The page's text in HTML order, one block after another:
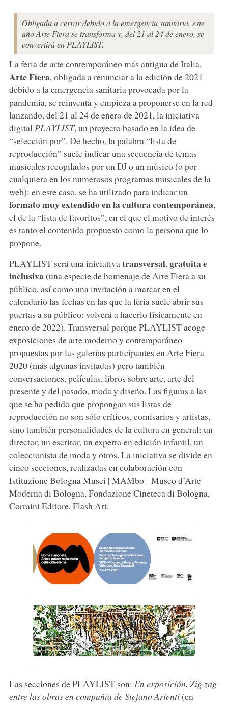
Obligada a cerrar debido a la emergencia sanitaria, este
año Arte Fiera se transforma y, del 21 al 24 de enero, se
convertirá en PLAYLIST.
La feria de arte contemporáneo más antigua de Italia,
Arte Fiera, obligada a renunciar a la edición de 2021
debido a la emergencia sanitaria provocada por la
pandemia, se reinventa y empieza a proponerse en la red
lanzando, del 21 al 24 de enero de 2021, la iniciativa
digital PLAYLIST, un proyecto basado en la idea de
“selección por”. De hecho, la palabra “lista de
reproducción” suele indicar una secuencia de temas
musicales recopilados por un DJ o un músico (o por
cualquiera en los numerosos programas musicales de la
web): en este caso, se ha utilizado para indicar un
formato muy extendido en la cultura contemporánea,
el de la “lista de favoritos”, en el que el motivo de interés
es tanto el contenido propuesto como la persona que lo
propone.
PLAYLIST será una iniciativa transversal, gratuita e
inclusiva(una especie de homenaje de Arte Fiera a su
público, así como una invitación a marcar en el
calendario las fechas en las que la feria suele abrir sus
puertas a su público: volverá a hacerlo físicamente en
enero de 2022). Transversal porque PLAYLIST acoge
exposiciones de arte moderno y contemporáneo
propuestas por las galerías participantes en Arte Fiera
2020 (más algunas invitadas) pero también
conversaciones, películas, libros sobre arte, arte del
presente y del pasado, moda y diseño. Las figuras a las
que se ha pedido que propongan sus listas de
reproducción no son sólo críticos, comisarios y artistas,
sino también personalidades de la cultura en general: un
director, un escritor, un experto en edición infantil, un
coleccionista de moda y otros. La iniciativa se divide en
cinco secciones, realizadas en colaboración con
Istituzione Bologna Musei | MAMbo - Museo d’Arte
Moderna di Bologna, Fondazione Cineteca di Bologna,
Corraini Editore, Flash Art.
Las secciones de PLAYLIST son: En exposición. Zig zag
entre las obras en compañía de Stefano Arienti(en